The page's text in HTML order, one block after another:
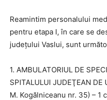
Reamintim personalului
pentru etapa I, în care se
judeţului Vaslui, sunt
1. AMBULATORIUL DE
SPITALULUI JUDEŢEAN
M. Kogălniceanu nr. 35) – 1